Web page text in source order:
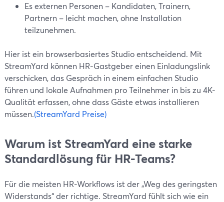
Es externen Personen – Kandidaten, Trainern,
Partnern – leicht machen, ohne Installation
teilzunehmen.
Hier ist ein browserbasiertes Studio entscheidend. Mit
StreamYard können HR-Gastgeber einen Einladungslink
verschicken, das Gespräch in einem einfachen Studio
führen und lokale Aufnahmen pro Teilnehmer in bis zu 4K-
Qualität erfassen, ohne dass Gäste etwas installieren
müssen.(StreamYard Preise)
Warum ist StreamYard eine starke
Standardlösung für HR-Teams?
Für die meisten HR-Workflows ist der „Weg des geringsten
Widerstands“ der richtige. StreamYard fühlt sich wie ein